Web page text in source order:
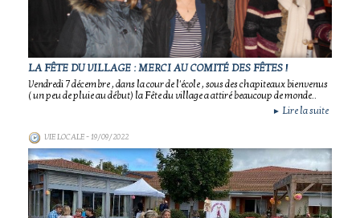
LA FÊTE DU VILLAGE : MERCI AU COMITÉ DES FÊTES !
Vendredi 7 décembre , dans la cour de l'école , sous des chapiteaux bienvenus
( un peu de pluie au début) la Fête du village a attiré beaucoup de monde..
► Lire la suite
VIE LOCALE- 19/09/2022